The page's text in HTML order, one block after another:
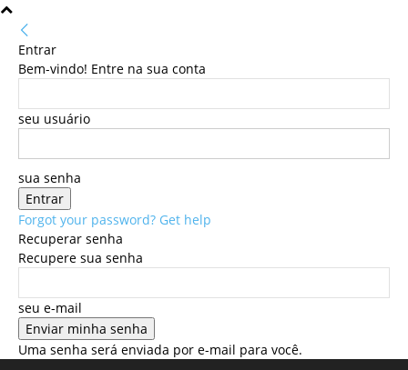
Entrar
Bem-vindo! Entre na sua conta
seu usuário
sua senha
Forgot your password? Get help
Recuperar senha
Recupere sua senha
seu e-mail
Uma senha será enviada por e-mail para você.